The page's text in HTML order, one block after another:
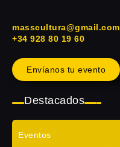
masscultura@gmail.com
+34 928 80 19 60
Envíanos tu evento
Destacados
Eventos